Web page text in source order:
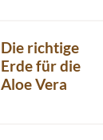
Die richtige
Erde für die
Aloe Vera